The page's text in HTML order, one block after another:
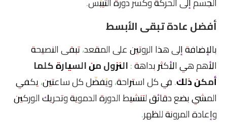
أفضل عادة تبقى الأبسط
بالإضافة إلى هذا الروتين على المقعد، تبقى النصيحة
الأهم هي الأكثر بداهة :النزول من السيارة كلما
أمكن ذلك. في كل استراحة، ويُفضّل كل ساعتين، يكفي
المشي بضع دقائق لتنشيط الدورة الدموية وتحريك الوركين
وإعادة المرونة للظهر.